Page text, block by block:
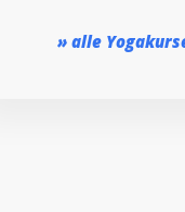
» alle